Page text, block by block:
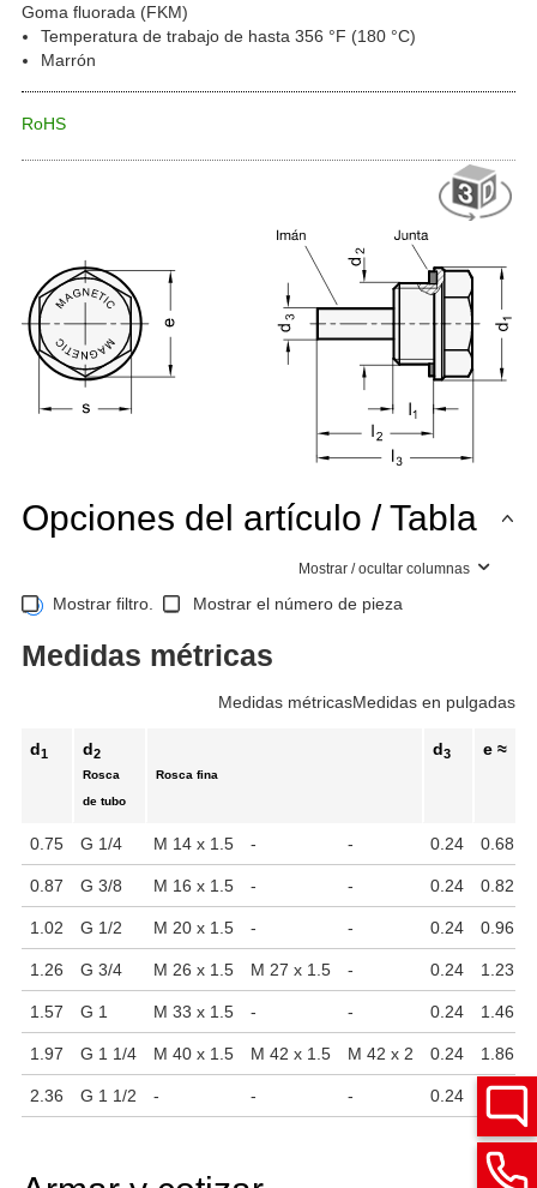
Goma fluorada (FKM)
Temperatura de trabajo de hasta 356 °F (180 °C)
Marrón
RoHS
Opciones del artículo / Tabla
Mostrar / ocultar columnas
Mostrar filtro. Mostrar el número de pieza
Medidas métricas
Medidas métricasMedidas en pulgadas
d1 d2
Rosca
de tubo
Rosca fina
d3 e ≈
0.75 G 1/4 M 14 x 1.5 - - 0.24 0.68
0.87 G 3/8 M 16 x 1.5 - - 0.24 0.82
1.02 G 1/2 M 20 x 1.5 - - 0.24 0.96
1.26 G 3/4 M 26 x 1.5 M 27 x 1.5 - 0.24 1.23
1.57 G 1 M 33 x 1.5 - - 0.24 1.46
1.97 G 1 1/4 M 40 x 1.5 M 42 x 1.5 M 42 x 2 0.24 1.86
2.36 G 1 1/2 - - - 0.24 2.27